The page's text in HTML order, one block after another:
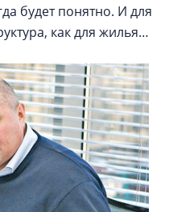
будет понятно. И для
как для жилья…